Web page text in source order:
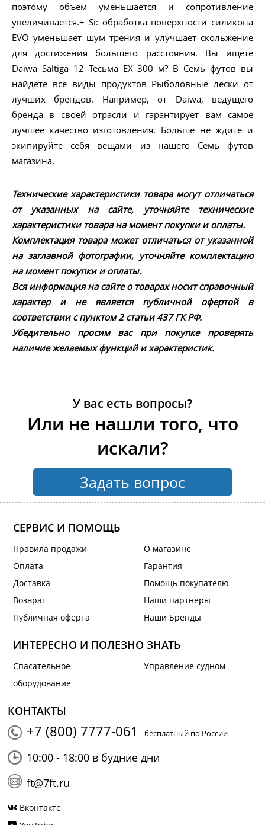
поэтому объем уменьшается и сопротивление
увеличивается.+ Si: обработка поверхности силикона
EVO уменьшает шум трения и улучшает скольжение
для достижения большего расстояния. Вы ищете
Daiwa Saltiga 12 Тесьма EX 300 м? В Семь футов вы
найдете все виды продуктов Рыболовные лески от
лучших брендов. Например, от Daiwa, ведущего
бренда в своей отрасли и гарантирует вам самое
лучшее качество изготовления. Больше не ждите и
экипируйте себя вещами из нашего Семь футов
магазина.
Технические характеристики товара могут отличаться
от указанных на сайте, уточняйте технические
характеристики товара на момент покупки и оплаты.
Комплектация товара может отличаться от указанной
на заглавной фотографии, уточняйте комплектацию
на момент покупки и оплаты.
Вся информация на сайте о товарах носит справочный
характер и не является публичной офертой в
соответствии с пунктом 2 статьи 437 ГК РФ.
Убедительно просим вас при покупке проверять
наличие желаемых функций и характеристик.
У вас есть вопросы?
Или не нашли того, что
искали?
Задать вопрос
СЕРВИС И ПОМОЩЬ
Правила продажи
Оплата
Доставка
Возврат
Публичная оферта
О магазине
Гарантия
Помощь покупателю
Наши партнеры
Наши Бренды
ИНТЕРЕСНО И ПОЛЕЗНО ЗНАТЬ
Спасательное
оборудование
Управление судном
КОНТАКТЫ
+7 (800) 7777-061 - бесплатный по России
10:00 - 18:00 в будние дни
ft@7ft.ru
Вконтакте